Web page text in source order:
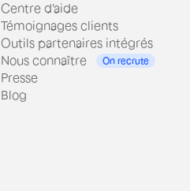
Centre d'aide
Témoignages clients
Outils partenaires intégrés
Nous connaître
On recrute
Presse
Blog